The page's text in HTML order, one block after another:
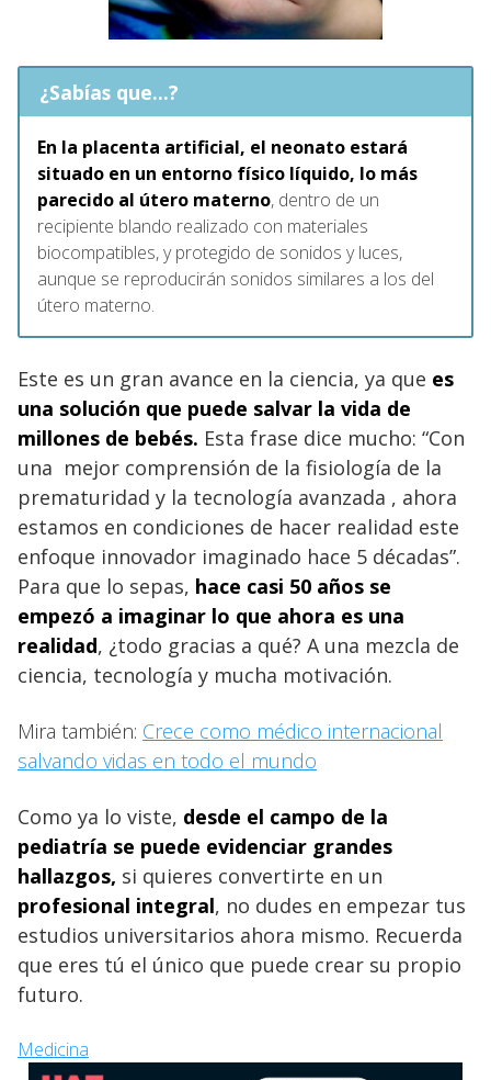
¿Sabías que...?
En la placenta artificial, el neonato estará
situado en un entorno físico líquido, lo más
parecido al útero materno, dentro de un
recipiente blando realizado con materiales
biocompatibles, y protegido de sonidos y luces,
aunque se reproducirán sonidos similares a los del
útero materno.
Este es un gran avance en la ciencia, ya que es
una solución que puede salvar la vida de
millones de bebés. Esta frase dice mucho: “Con
una mejor comprensión de la fisiología de la
prematuridad y la tecnología avanzada , ahora
estamos en condiciones de hacer realidad este
enfoque innovador imaginado hace 5 décadas”.
Para que lo sepas, hace casi 50 años se
empezó a imaginar lo que ahora es una
realidad, ¿todo gracias a qué? A una mezcla de
ciencia, tecnología y mucha motivación.
Mira también: Crece como médico internacional
salvando vidas en todo el mundo
Como ya lo viste, desde el campo de la
pediatría se puede evidenciar grandes
hallazgos, si quieres convertirte en un
profesional integral, no dudes en empezar tus
estudios universitarios ahora mismo. Recuerda
que eres tú el único que puede crear su propio
futuro.
Medicina